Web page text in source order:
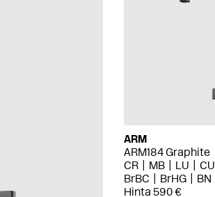
ARM
ARM184 Graphite
CR
MB LU CU
BrBC
BrHG BN
Hinta 590 €